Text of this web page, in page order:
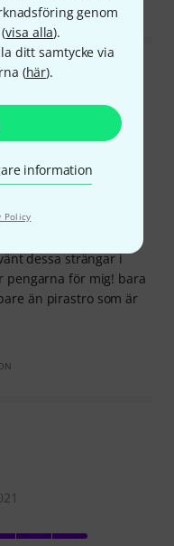
genom
visa alla).
ditt samtycke via
(här).
information
Policy
har jag provat
dessa strängar i
pengarna för mig! bara
än pirastro som är